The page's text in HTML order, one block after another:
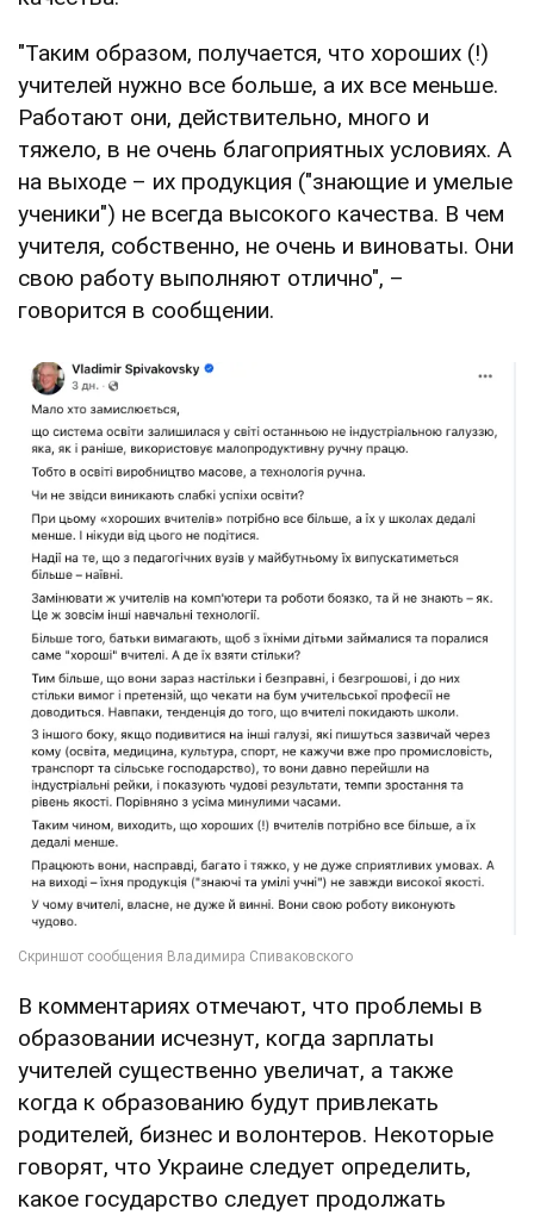
"Таким образом, получается, что хороших (!)
учителей нужно все больше, а их все меньше.
Работают они, действительно, много и
тяжело, в не очень благоприятных условиях. А
на выходе – их продукция ("знающие и умелые
ученики") не всегда высокого качества. В чем
учителя, собственно, не очень и виноваты. Они
свою работу выполняют отлично", –
говорится в сообщении.
В комментариях отмечают, что проблемы в
образовании исчезнут, когда зарплаты
учителей существенно увеличат, а также
когда к образованию будут привлекать
родителей, бизнес и волонтеров. Некоторые
говорят, что Украине следует определить,
какое государство следует продолжать